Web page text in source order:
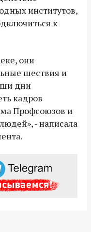
институтов,
к
они
шествия и
дни
кадров
Профсоюзов и
- написала